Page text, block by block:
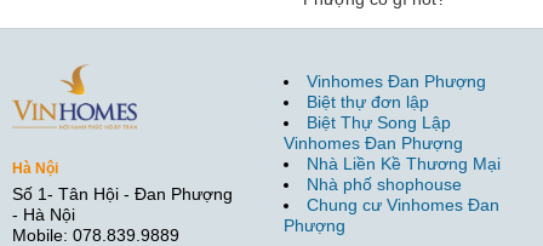
Hà Nội
Số 1- Tân Hội - Đan Phượng
- Hà Nội
Mobile: 078.839.9889
Vinhomes Đan Phượng
Biệt thự đơn lập
Biệt Thự Song Lập
Vinhomes Đan Phượng
Nhà Liền Kề Thương Mại
Nhà phố shophouse
Chung cư Vinhomes Đan
Phượng